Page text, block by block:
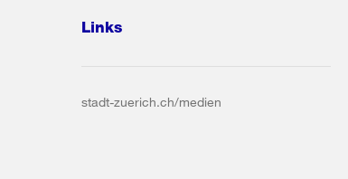
Links
stadt-zuerich.ch/medien